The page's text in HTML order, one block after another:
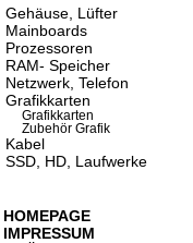
Gehäuse, Lüfter
Mainboards
Prozessoren
RAM- Speicher
Netzwerk, Telefon
Grafikkarten
Grafikkarten
Zubehör Grafik
Kabel
SSD, HD, Laufwerke
HOMEPAGE
IMPRESSUM